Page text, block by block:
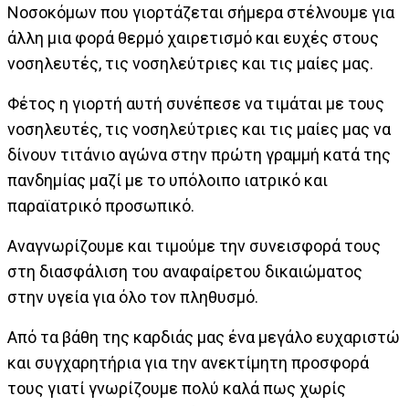
Νοσοκόμων που γιορτάζεται σήμερα στέλνουμε για
άλλη μια φορά θερμό χαιρετισμό και ευχές στους
νοσηλευτές, τις νοσηλεύτριες και τις μαίες μας.
Φέτος η γιορτή αυτή συνέπεσε να τιμάται με τους
νοσηλευτές, τις νοσηλεύτριες και τις μαίες μας να
δίνουν τιτάνιο αγώνα στην πρώτη γραμμή κατά της
πανδημίας μαζί με το υπόλοιπο ιατρικό και
παραϊατρικό προσωπικό.
Αναγνωρίζουμε και τιμούμε την συνεισφορά τους
στη διασφάλιση του αναφαίρετου δικαιώματος
στην υγεία για όλο τον πληθυσμό.
Από τα βάθη της καρδιάς μας ένα μεγάλο ευχαριστώ
και συγχαρητήρια για την ανεκτίμητη προσφορά
τους γιατί γνωρίζουμε πολύ καλά πως χωρίς